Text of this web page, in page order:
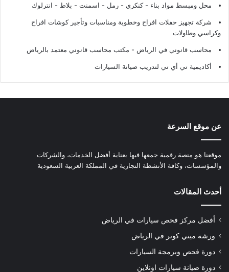
محل ومبسط مواد بناء - كنكري - رمل - اسمنت - بلاط - انترلوك
شركة تجهيز حفلات افراح وخطوبة ومناسبات وتأجير كوشات افراح
وكراسي وطاولات
محاسب قانوني في الرياض - مكتب محاسب قانوني معتمد بالرياض
أكاديمية تي أي تي لتدريب صيانة السيارات
عن موقع السرعة
موقعنا هو منصة رقمية جمعها فيها بعناية أفضل الخدمات، والشركات
والمؤسسات، وكافة الأنشطة التجارية في المملكة العربية السعودية
أحدث المقالات
أفضل مركز فحص سيارات في الرياض
ورشة ميني كوبر في الرياض
دورة فحص وبرمجة السيارات
دورة صيانة سيارات اونلاين